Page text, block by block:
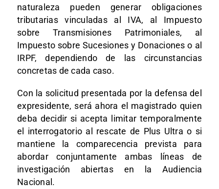
naturaleza pueden generar obligaciones
tributarias vinculadas al IVA, al Impuesto
sobre Transmisiones Patrimoniales, al
Impuesto sobre Sucesiones y Donaciones o al
IRPF, dependiendo de las circunstancias
concretas de cada caso.
Con la solicitud presentada por la defensa del
expresidente, será ahora el magistrado quien
deba decidir si acepta limitar temporalmente
el interrogatorio al rescate de Plus Ultra o si
mantiene la comparecencia prevista para
abordar conjuntamente ambas líneas de
investigación abiertas en la Audiencia
Nacional.